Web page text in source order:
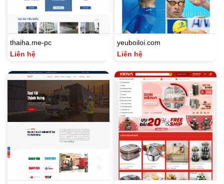
thaiha.me-pc
Liên hệ
yeuboiloi.com
Liên hệ